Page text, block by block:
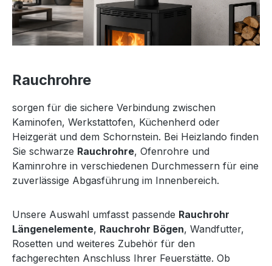
Rauchrohre
sorgen für die sichere Verbindung zwischen
Kaminofen, Werkstattofen, Küchenherd oder
Heizgerät und dem Schornstein. Bei Heizlando finden
Sie schwarze Rauchrohre, Ofenrohre und
Kaminrohre in verschiedenen Durchmessern für eine
zuverlässige Abgasführung im Innenbereich.
Unsere Auswahl umfasst passende Rauchrohr
Längenelemente, Rauchrohr Bögen, Wandfutter,
Rosetten und weiteres Zubehör für den
fachgerechten Anschluss Ihrer Feuerstätte. Ob